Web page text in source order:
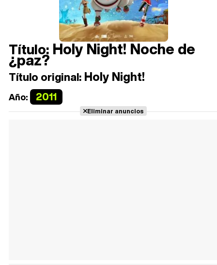
Título: Holy Night! Noche de
¿paz?
Título original: Holy Night!
Año: 2011
Eliminar anuncios